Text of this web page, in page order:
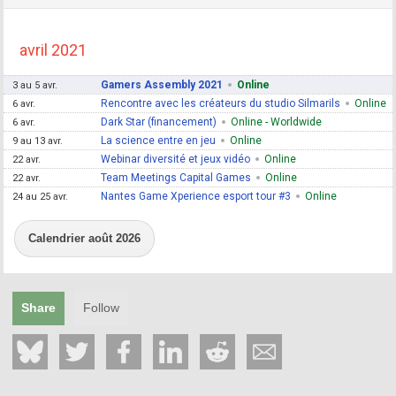
avril 2021
3 au 5 avr. Gamers Assembly 2021 Online
6 avr. Rencontre avec les créateurs du studio Silmarils Online
6 avr. Dark Star (financement) Online - Worldwide
9 au 13 avr. La science entre en jeu Online
22 avr. Webinar diversité et jeux vidéo Online
22 avr. Team Meetings Capital Games Online
24 au 25 avr. Nantes Game Xperience esport tour #3 Online
Calendrier août 2026
Share Follow